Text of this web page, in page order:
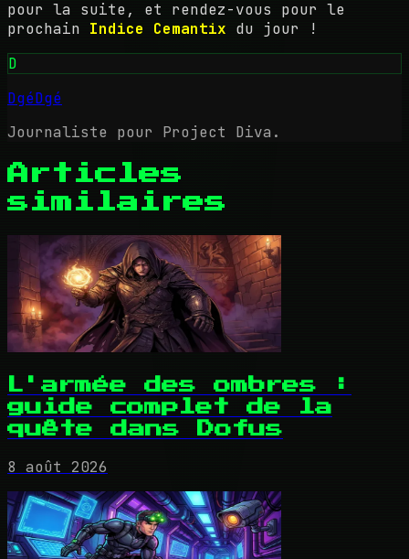
pour la suite, et rendez-vous pour le
prochain Indice Cemantix du jour !
D
DgéDgé
Journaliste pour Project Diva.
Articles
similaires
L'armée des ombres :
guide complet de la
quête dans Dofus
8 août 2026